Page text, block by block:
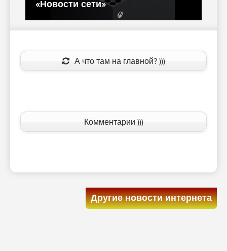
«Новости сети»
А что там на главной? )))
Комментарии )))
Другие новости интернета